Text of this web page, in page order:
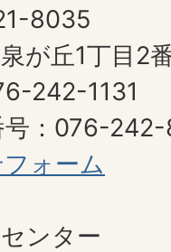
8035
が丘1丁目2
242-1131
号：076-
ォーム
ンター